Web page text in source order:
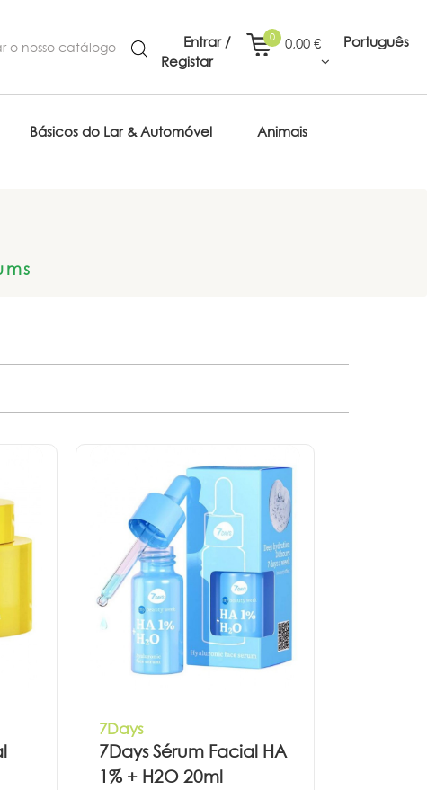
Entrar /
Registar
0,00 €
0 Português
Básicos do Lar & Automóvel
Animais
7Days
7Days Sérum Facial HA
1% + H2O 20ml